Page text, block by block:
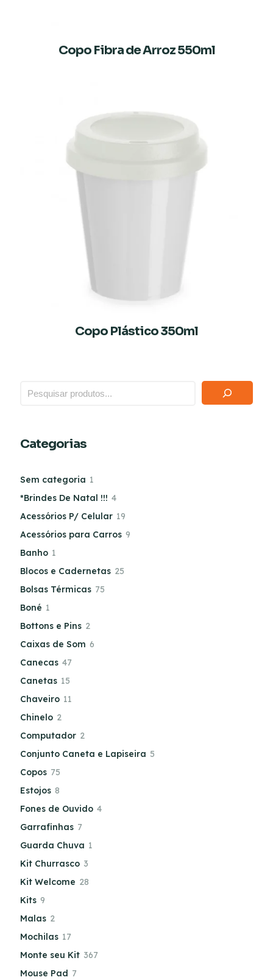
Copo Fibra de Arroz 550ml
Copo Plástico 350ml
Categorias
Sem categoria 1
*Brindes De Natal !!! 4
Acessórios P/ Celular 19
Acessórios para Carros 9
Banho 1
Blocos e Cadernetas 25
Bolsas Térmicas 75
Boné 1
Bottons e Pins 2
Caixas de Som 6
Canecas 47
Canetas 15
Chaveiro 11
Chinelo 2
Computador 2
Conjunto Caneta e Lapiseira 5
Copos 75
Estojos 8
Fones de Ouvido 4
Garrafinhas 7
Guarda Chuva 1
Kit Churrasco 3
Kit Welcome 28
Kits 9
Malas 2
Mochilas 17
Monte seu Kit 367
Mouse Pad 7